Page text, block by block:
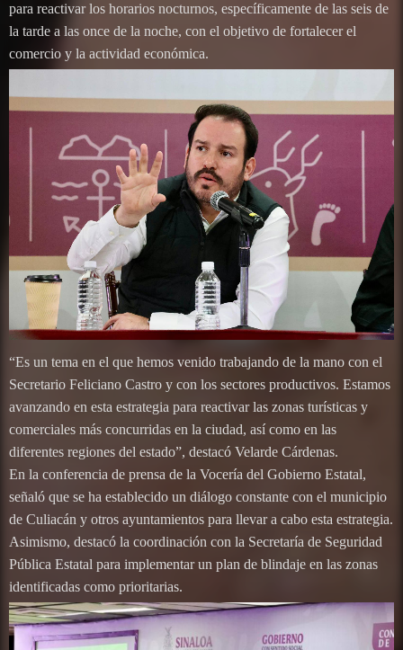
para reactivar los horarios nocturnos, específicamente de las seis de
la tarde a las once de la noche, con el objetivo de fortalecer el
comercio y la actividad económica.
“Es un tema en el que hemos venido trabajando de la mano con el
Secretario Feliciano Castro y con los sectores productivos. Estamos
avanzando en esta estrategia para reactivar las zonas turísticas y
comerciales más concurridas en la ciudad, así como en las
diferentes regiones del estado”, destacó Velarde Cárdenas.
En la conferencia de prensa de la Vocería del Gobierno Estatal,
señaló que se ha establecido un diálogo constante con el municipio
de Culiacán y otros ayuntamientos para llevar a cabo esta estrategia.
Asimismo, destacó la coordinación con la Secretaría de Seguridad
Pública Estatal para implementar un plan de blindaje en las zonas
identificadas como prioritarias.